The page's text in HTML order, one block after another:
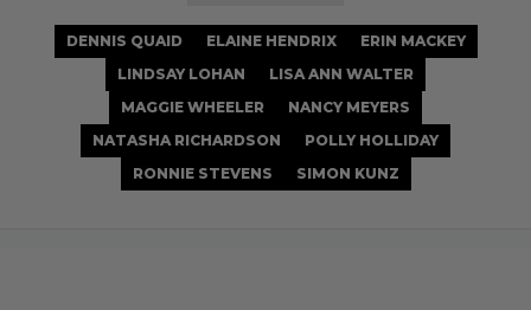
DENNIS QUAID ELAINE HENDRIX
ERIN MACKEY
LINDSAY LOHAN
LISA ANN WALTER
MAGGIE WHEELER
NANCY MEYERS
NATASHA RICHARDSON
POLLY HOLLIDAY
RONNIE STEVENS
SIMON KUNZ